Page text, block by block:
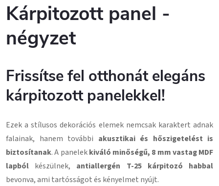
Kárpitozott panel -
négyzet
Frissítse fel otthonát elegáns
kárpitozott panelekkel!
Ezek a stílusos dekorációs elemek nemcsak karaktert adnak
falainak, hanem további akusztikai és hőszigetelést is
biztosítanak. A panelekkiváló minőségű, 8 mm vastag MDF
lapból készülnek, antiallergén T-25 kárpitozó habbal
bevonva, ami tartósságot és kényelmet nyújt.